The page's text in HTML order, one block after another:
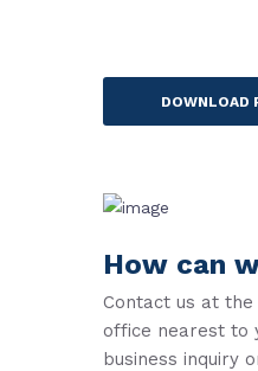
DOWNLOAD
How can
Contact us at the
office nearest to
business inquiry